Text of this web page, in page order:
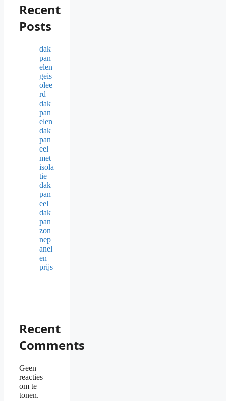
Recent
Posts
dak
pan
elen
geis
olee
rd
dak
pan
elen
dak
pan
eel
met
isola
tie
dak
pan
eel
dak
pan
zon
nep
anel
en
prijs
Recent
Comments
Geen
reacties
om te
tonen.